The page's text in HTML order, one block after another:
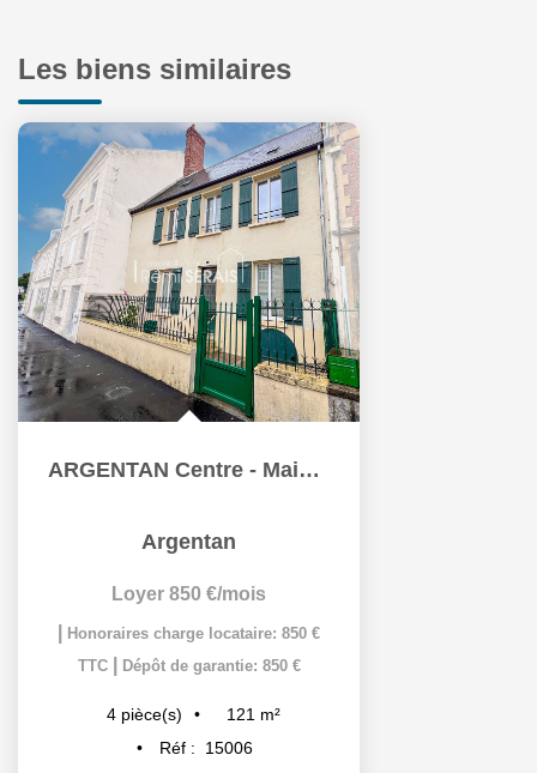
Les biens similaires
ARGENTAN Centre - Maison entièrement rénovée
Argentan
Loyer 850 €/mois
Honoraires charge locataire: 850 €
TTC
Dépôt de garantie: 850 €
4 pièce(s) 121 m²
Réf :
15006